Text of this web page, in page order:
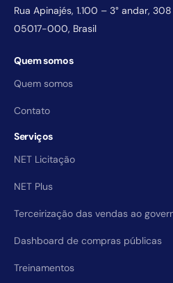
Rua Apinajés, 1.100 – 3° andar,
05017-000, Brasil
Quem somos
Quem somos
Contato
Serviços
NET Licitação
NET Plus
Terceirização das vendas ao
Dashboard de compras públicas
Treinamentos